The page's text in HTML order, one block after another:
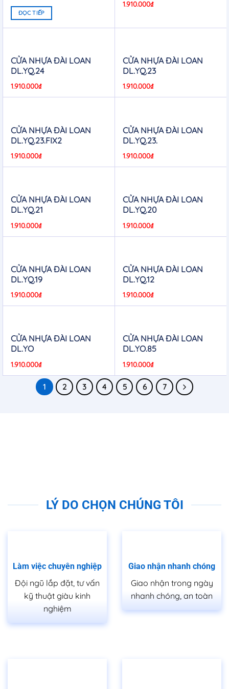
ĐỌC TIẾP
1.910.000₫
CỬA NHỰA ĐÀI LOAN
DL.YQ.24
1.910.000₫
CỬA NHỰA ĐÀI LOAN
DL.YQ.23
1.910.000₫
CỬA NHỰA ĐÀI LOAN
DL.YQ.23.FIX2
1.910.000₫
CỬA NHỰA ĐÀI LOAN
DL.YQ.23.
1.910.000₫
CỬA NHỰA ĐÀI LOAN
DL.YQ.21
1.910.000₫
CỬA NHỰA ĐÀI LOAN
DL.YQ.20
1.910.000₫
CỬA NHỰA ĐÀI LOAN
DL.YQ.19
1.910.000₫
CỬA NHỰA ĐÀI LOAN
DL.YQ.12
1.910.000₫
CỬA NHỰA ĐÀI LOAN
DL.YO
1.910.000₫
CỬA NHỰA ĐÀI LOAN
DL.YO.85
1.910.000₫
1 2 3 4 5 6 7
LÝ DO CHỌN CHÚNG TÔI
Làm việc chuyên nghiệp
Đội ngũ lắp đặt, tư vấn
kỹ thuật giàu kinh
nghiệm
Giao nhận nhanh chóng
Giao nhận trong ngày
nhanh chóng, an toàn